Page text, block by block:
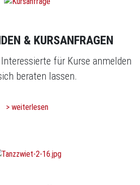
& KURSANFRAGEN
für Kurse anmelden
beraten lassen.
> weiterlesen